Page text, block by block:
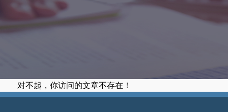
对不起，你访问的文章不存在！